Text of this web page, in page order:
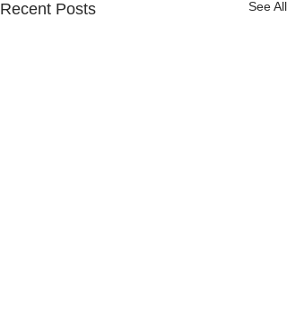
Recent Posts See All